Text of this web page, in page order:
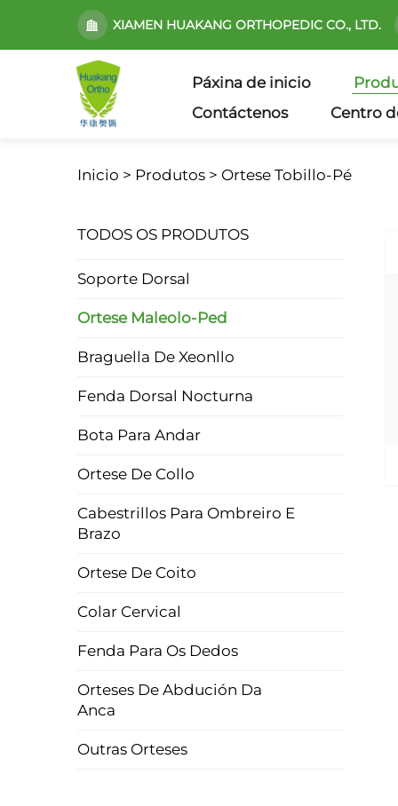
XIAMEN HUAKANG ORTHOPEDIC CO., LTD.
Páxina de inicio
Contáctenos
Centro
Inicio > Produtos > Ortese Tobillo-Pé
TODOS OS PRODUTOS
Soporte Dorsal
Ortese Maleolo-Ped
Braguella De Xeonllo
Fenda Dorsal Nocturna
Bota Para Andar
Ortese De Collo
Cabestrillos Para Ombreiro E
Brazo
Ortese De Coito
Colar Cervical
Fenda Para Os Dedos
Orteses De Abdución Da
Anca
Outras Orteses